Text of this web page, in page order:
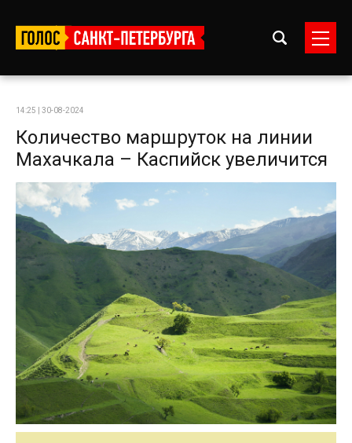
14:25 | 30-08-2024
Количество маршруток на линии
Махачкала – Каспийск увеличится